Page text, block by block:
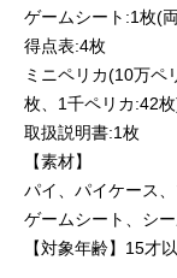
ゲームシート:1枚(
得点表:4枚
ミニペリカ(10万ペ
枚、1千ペリカ:42
取扱説明書:1枚
【素材】
パイ、パイケース
ゲームシート、シ
【対象年齢】15才